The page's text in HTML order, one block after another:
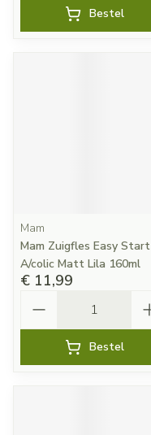
Bestel
Mam
Mam Zuigfles Easy Start
A/colic Matt Lila 160ml
€ 11,99
Bestel